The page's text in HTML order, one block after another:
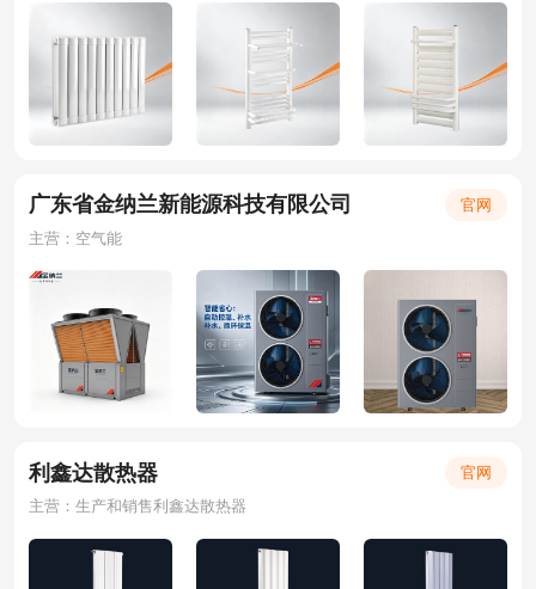
广东省金纳兰新能源科技有限公司
官网
主营：空气能
利鑫达散热器
官网
主营：生产和销售利鑫达散热器